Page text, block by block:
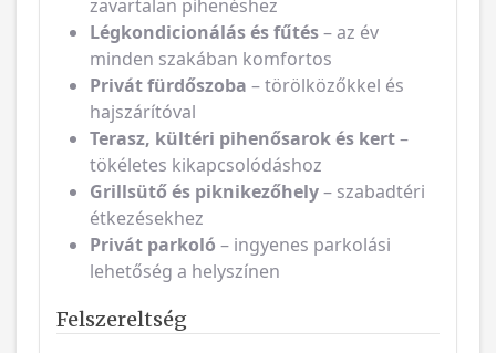
zavartalan pihenéshez
Légkondicionálás és fűtés– az év
minden szakában komfortos
Privát fürdőszoba – törölközőkkel és
hajszárítóval
Terasz, kültéri pihenősarok és kert–
tökéletes kikapcsolódáshoz
Grillsütő és piknikezőhely– szabadtéri
étkezésekhez
Privát parkoló – ingyenes parkolási
lehetőség a helyszínen
Felszereltség